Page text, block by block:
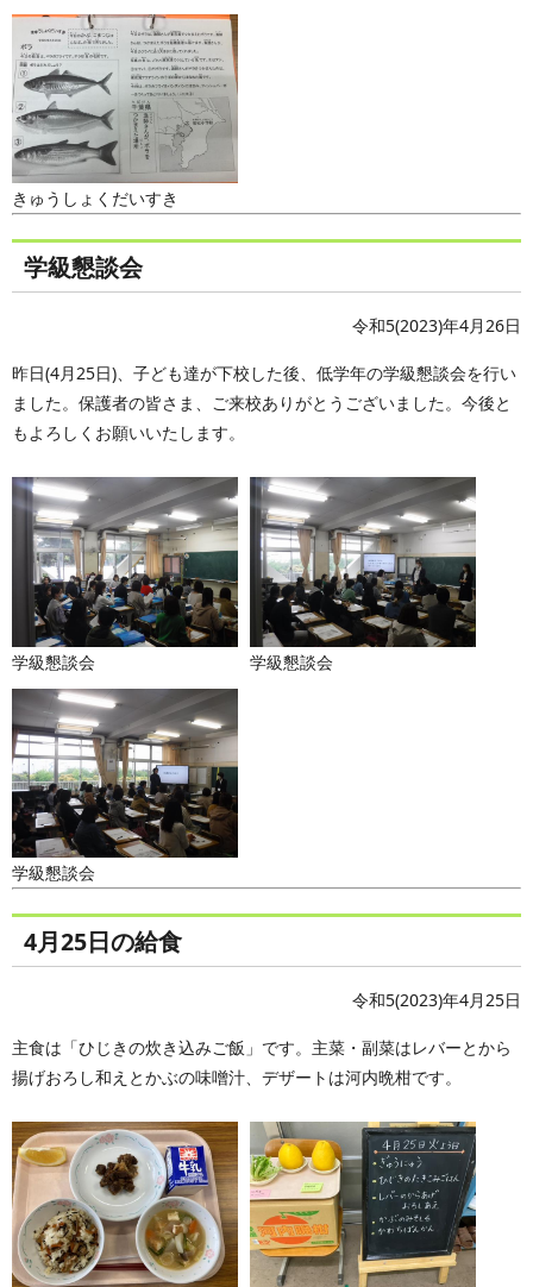
きゅうしょくだいすき
学級懇談会
令和5(2023)年4月26日
昨日(4月25日)、子ども達が下校した後、低学年の学級懇談会を行い
ました。保護者の皆さま、ご来校ありがとうございました。今後と
もよろしくお願いいたします。
学級懇談会 学級懇談会
学級懇談会
4月25日の給食
令和5(2023)年4月25日
主食は「ひじきの炊き込みご飯」です。主菜・副菜はレバーとから
揚げおろし和えとかぶの味噌汁、デザートは河内晩柑です。